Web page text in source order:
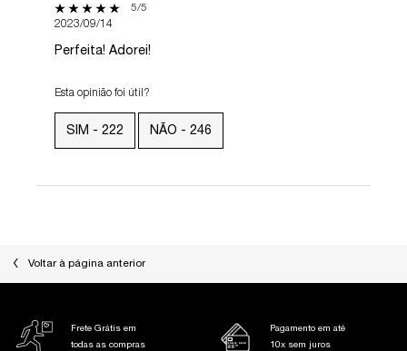
5 out of 5 stars. 5/5
2023/09/14
Perfeita! Adorei!
Esta opinião foi útil?
SIM - 222 NÃO - 246
Voltar à página anterior
Frete Grátis em
todas as compras
Pagamento em até
10x sem juros